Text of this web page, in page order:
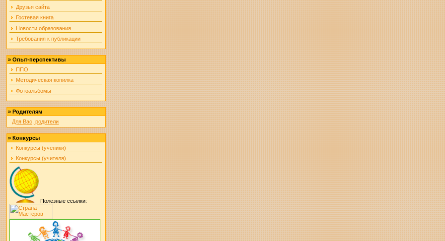
Друзья сайта
Гостевая книга
Новости образования
Требования к публикации
»Опыт-перспективы
ППО
Методическая копилка
Фотоальбомы
»Родителям
Для Вас, родители
»Конкурсы
Конкурсы (ученики)
Конкурсы (учителя)
Полезные ссылки: